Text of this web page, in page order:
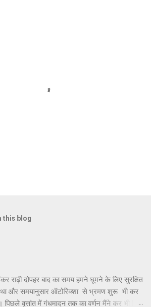
this blog
राढ़ी दोपहर बाद का समय हमने घूमने के लिए सुरक्षित
और समयानुसार ऑटोरिक्शा से भ्रमण शुरू भी कर
पिछले वृत्तांत में गंधमादन तक का वर्णन मैंने कर भी दिया